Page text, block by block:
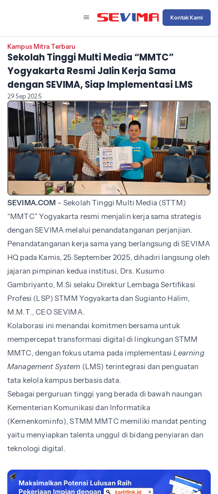
Kontak Kami
Kampus Mitra Terbaru
Sekolah Tinggi Multi Media “MMTC”
Yogyakarta Resmi Jalin Kerja Sama
dengan SEVIMA, Siap Implementasi LMS
29 Sep 2025
SEVIMA.COM – Sekolah Tinggi Multi Media (STTM)
“MMTC” Yogyakarta resmi menjalin kerja sama strategis
dengan SEVIMA melalui penandatanganan perjanjian.
Penandatanganan kerja sama yang berlangsung di SEVIMA
HQ pada Kamis, 25 September 2025, dihadiri langsung oleh
jajaran pimpinan kedua institusi, Drs. Kusumo
Gambriyanto, M.Si selaku Direktur Lembaga Sertifikasi
Profesi (LSP) STMM Yogyakarta dan Sugianto Halim,
M.M.T., CEO SEVIMA.
Kolaborasi ini menandai komitmen bersama untuk
mempercepat transformasi digital di lingkungan STMM
MMTC, dengan fokus utama pada implementasiLearning
Management System (LMS) terintegrasi dan penguatan
tata kelola kampus berbasis data.
Sebagai perguruan tinggi yang berada di bawah naungan
Kementerian Komunikasi dan Informatika
(Kemenkominfo), STMM MMTC memiliki mandat penting
yaitu menyiapkan talenta unggul di bidang penyiaran dan
teknologi digital.